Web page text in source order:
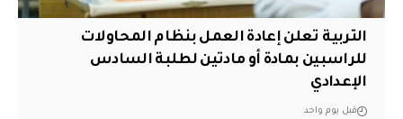
التربية تعلن إعادة العمل بنظام المحاولات
للراسبين بمادة أو مادتين لطلبة السادس
الإعدادي
قبل يوم واحد